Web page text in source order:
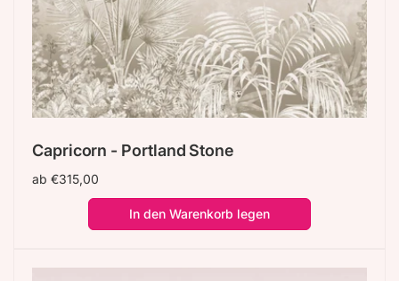
Capricorn - Portland Stone
Normaler
ab €315,00
In den Warenkorb legen